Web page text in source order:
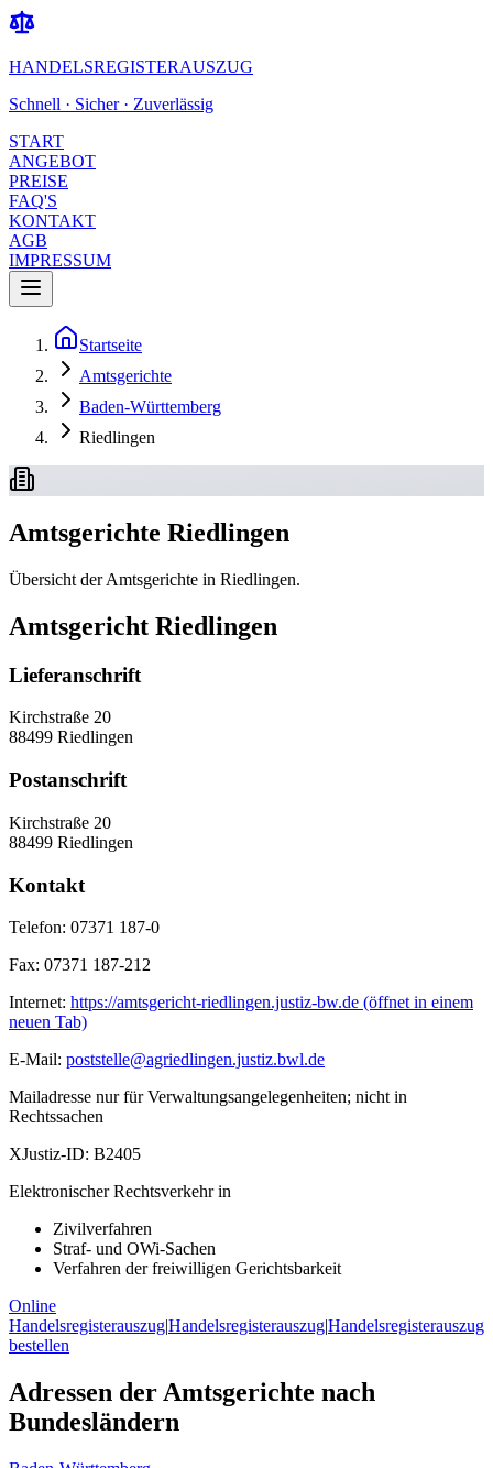
HANDELSREGISTERAUSZUG
Schnell · Sicher · Zuverlässig
START
ANGEBOT
PREISE
FAQ'S
KONTAKT
AGB
IMPRESSUM
Startseite
Amtsgerichte
Baden-Württemberg
Riedlingen
Amtsgerichte Riedlingen
Übersicht der Amtsgerichte in Riedlingen.
Amtsgericht Riedlingen
Lieferanschrift
Kirchstraße 20
88499 Riedlingen
Postanschrift
Kirchstraße 20
88499 Riedlingen
Kontakt
Telefon: 07371 187-0
Fax: 07371 187-212
Internet: https://amtsgericht-riedlingen.justiz-bw.de (öffnet in einem
neuen Tab)
E-Mail: poststelle@agriedlingen.justiz.bwl.de
Mailadresse nur für Verwaltungsangelegenheiten; nicht in
Rechtssachen
XJustiz-ID: B2405
Elektronischer Rechtsverkehr in
Zivilverfahren
Straf- und OWi-Sachen
Verfahren der freiwilligen Gerichtsbarkeit
Online
Handelsregisterauszug|Handelsregisterauszug|Handelsregisterauszug
bestellen
Adressen der Amtsgerichte nach
Bundesländern